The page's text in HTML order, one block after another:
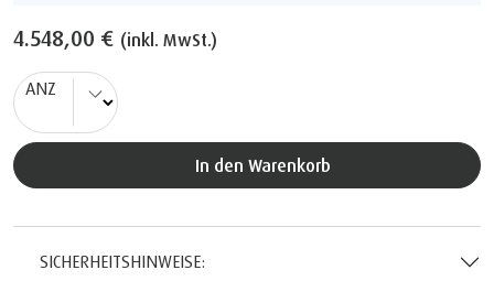
4.548,00 € (inkl. MwSt.)
ANZ
In den Warenkorb
SICHERHEITSHINWEISE: